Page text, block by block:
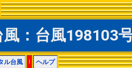
：台風198103
ル台風 | ヘルプ